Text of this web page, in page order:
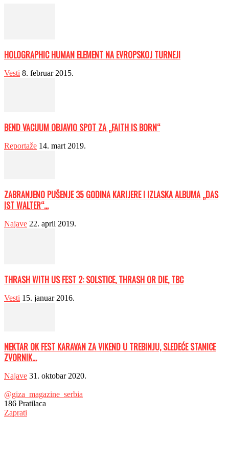
HOLOGRAPHIC HUMAN ELEMENT NA EVROPSKOJ TURNEJI
Vesti 8. februar 2015.
BEND VACUUM OBJAVIO SPOT ZA „FAITH IS BORN“
Reportaže 14. mart 2019.
ZABRANJENO PUŠENJE 35 GODINA KARIJERE I IZLASKA ALBUMA „DAS
IST WALTER“...
Najave 22. april 2019.
THRASH WITH US FEST 2: SOLSTICE, THRASH OR DIE, TBC
Vesti 15. januar 2016.
NEKTAR OK FEST KARAVAN ZA VIKEND U TREBINJU, SLEDEĆE STANICE
ZVORNIK...
Najave 31. oktobar 2020.
@giza_magazine_serbia
186 Pratilaca
Zaprati